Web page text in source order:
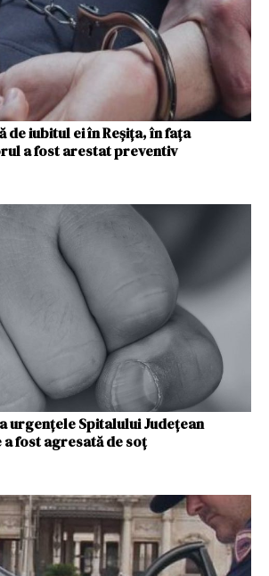
de iubitul ei în Reșița, în fața
a fost arestat preventiv
urgențele Spitalului Județean
a fost agresată de soț